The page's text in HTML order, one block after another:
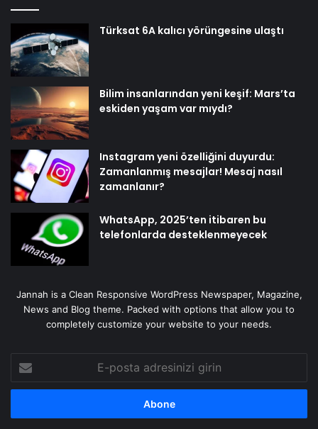
Türksat 6A kalıcı yörüngesine ulaştı
Bilim insanlarından yeni keşif: Mars’ta
eskiden yaşam var mıydı?
Instagram yeni özelliğini duyurdu:
Zamanlanmış mesajlar! Mesaj nasıl
zamanlanır?
WhatsApp, 2025’ten itibaren bu
telefonlarda desteklenmeyecek
Jannah is a Clean Responsive WordPress Newspaper, Magazine,
News and Blog theme. Packed with options that allow you to
completely customize your website to your needs.
posta
adresinizi